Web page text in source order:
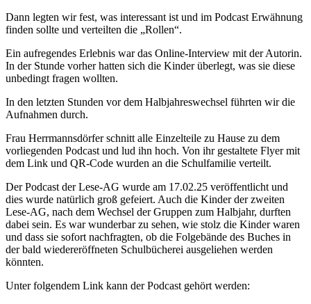
Dann legten wir fest, was interessant ist und im Podcast Erwähnung
finden sollte und verteilten die „Rollen“.
Ein aufregendes Erlebnis war das Online-Interview mit der Autorin.
In der Stunde vorher hatten sich die Kinder überlegt, was sie diese
unbedingt fragen wollten.
In den letzten Stunden vor dem Halbjahreswechsel führten wir die
Aufnahmen durch.
Frau Herrmannsdörfer schnitt alle Einzelteile zu Hause zu dem
vorliegenden Podcast und lud ihn hoch. Von ihr gestaltete Flyer mit
dem Link und QR-Code wurden an die Schulfamilie verteilt.
Der Podcast der Lese-AG wurde am 17.02.25 veröffentlicht und
dies wurde natürlich groß gefeiert. Auch die Kinder der zweiten
Lese-AG, nach dem Wechsel der Gruppen zum Halbjahr, durften
dabei sein. Es war wunderbar zu sehen, wie stolz die Kinder waren
und dass sie sofort nachfragten, ob die Folgebände des Buches in
der bald wiedereröffneten Schulbücherei ausgeliehen werden
könnten.
Unter folgendem Link kann der Podcast gehört werden: